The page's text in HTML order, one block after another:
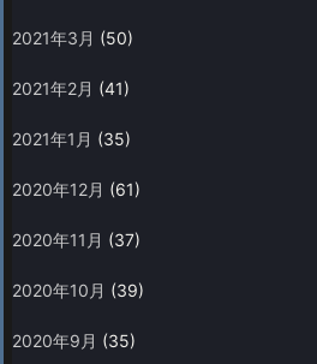
2021年3月 (50)
2021年2月 (41)
2021年1月 (35)
2020年12月 (61)
2020年11月 (37)
2020年10月 (39)
2020年9月 (35)